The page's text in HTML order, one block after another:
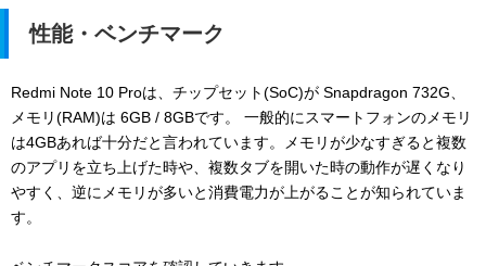
性能・ベンチマーク
Redmi Note 10 Proは、チップセット(SoC)が Snapdragon 732G、
メモリ(RAM)は 6GB / 8GBです。 一般的にスマートフォンのメモリ
は4GBあれば十分だと言われています。メモリが少なすぎると複数
のアプリを立ち上げた時や、複数タブを開いた時の動作が遅くなり
やすく、逆にメモリが多いと消費電力が上がることが知られていま
す。